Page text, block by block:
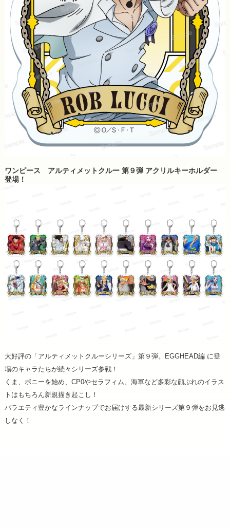
ワンピース アルティメットクルー 第９弾 アクリルキーホルダー
登場！
大好評の「アルティメットクルーシリーズ」第９弾。EGGHEAD編 に登
場のキャラたちが続々シリーズ参戦！
くま、ボニーを始め、CP0やセラフィム、海軍など多彩な顔ぶれのイラス
トはもちろん新規描き起こし！
バラエティ豊かなラインナップでお届けする最新シリーズ第９弾をお見逃
しなく！